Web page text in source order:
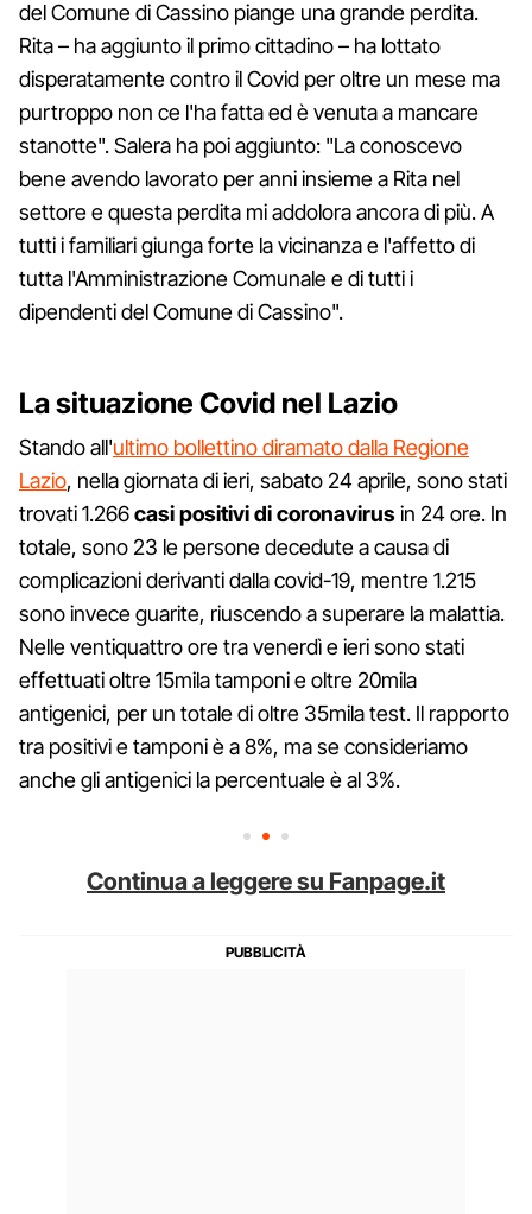
del Comune di Cassino piange una grande perdita.
Rita – ha aggiunto il primo cittadino – ha lottato
disperatamente contro il Covid per oltre un mese ma
purtroppo non ce l'ha fatta ed è venuta a mancare
stanotte". Salera ha poi aggiunto: "La conoscevo
bene avendo lavorato per anni insieme a Rita nel
settore e questa perdita mi addolora ancora di più. A
tutti i familiari giunga forte la vicinanza e l'affetto di
tutta l'Amministrazione Comunale e di tutti i
dipendenti del Comune di Cassino".
La situazione Covid nel Lazio
Stando all'ultimo bollettino diramato dalla Regione
Lazio, nella giornata di ieri, sabato 24 aprile, sono stati
trovati 1.266casi positivi di coronavirusin 24 ore. In
totale, sono 23 le persone decedute a causa di
complicazioni derivanti dalla covid-19, mentre 1.215
sono invece guarite, riuscendo a superare la malattia.
Nelle ventiquattro ore tra venerdì e ieri sono stati
effettuati oltre 15mila tamponi e oltre 20mila
antigenici, per un totale di oltre 35mila test. Il rapporto
tra positivi e tamponi è a 8%, ma se consideriamo
anche gli antigenici la percentuale è al 3%.
Continua a leggere su Fanpage.it